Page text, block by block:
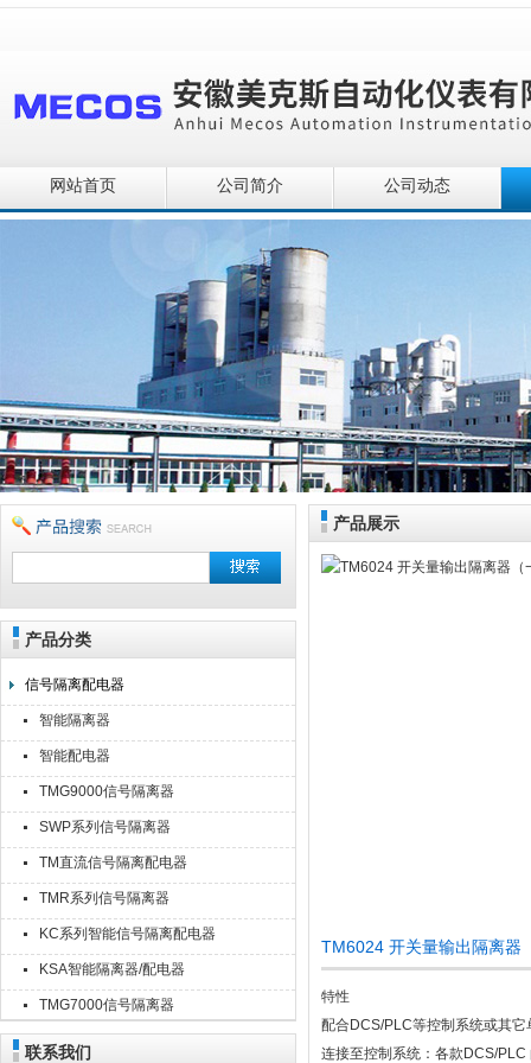
安徽美克斯自动化仪表有限公司
网站首页 公司简介 公司动态
产品分类
信号隔离配电器
智能隔离器
智能配电器
TMG9000信号隔离器
SWP系列信号隔离器
TM直流信号隔离配电器
TMR系列信号隔离器
KC系列智能信号隔离配电器
KSA智能隔离器/配电器
TMG7000信号隔离器
联系我们
产品展示
TM6024 开关量输出隔离器
特性
配合DCS/PLC等控制系统或其
连接至控制系统：各款DCS/PLC